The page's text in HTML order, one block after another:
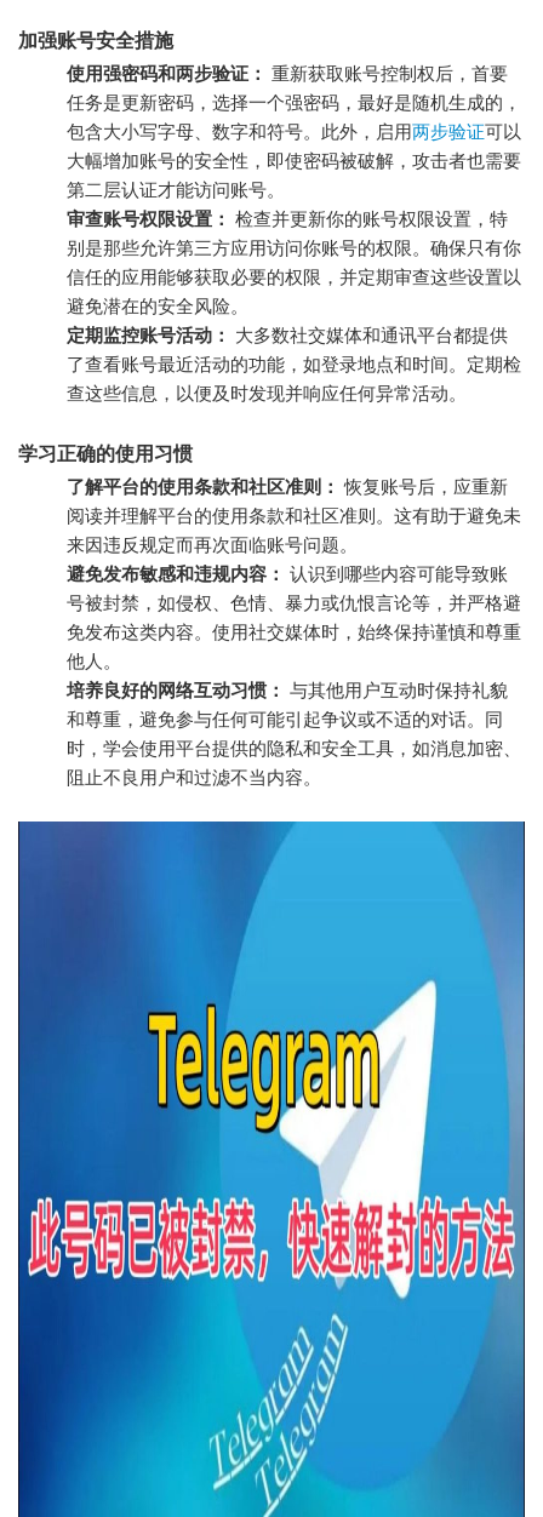
加强账号安全措施
使用强密码和两步验证： 重新获取账号控制权后，首要
任务是更新密码，选择一个强密码，最好是随机生成的，
包含大小写字母、数字和符号。此外，启用两步验证可以
大幅增加账号的安全性，即使密码被破解，攻击者也需要
第二层认证才能访问账号。
审查账号权限设置： 检查并更新你的账号权限设置，特
别是那些允许第三方应用访问你账号的权限。确保只有你
信任的应用能够获取必要的权限，并定期审查这些设置以
避免潜在的安全风险。
定期监控账号活动：
大多数社交媒体和通讯平台都提供
了查看账号最近活动的功能，如登录地点和时间。定期检
查这些信息，以便及时发现并响应任何异常活动。
学习正确的使用习惯
了解平台的使用条款和社区准则： 恢复账号后，应重新
阅读并理解平台的使用条款和社区准则。这有助于避免未
来因违反规定而再次面临账号问题。
避免发布敏感和违规内容： 认识到哪些内容可能导致账
号被封禁，如侵权、色情、暴力或仇恨言论等，并严格避
免发布这类内容。使用社交媒体时，始终保持谨慎和尊重
他人。
培养良好的网络互动习惯： 与其他用户互动时保持礼貌
和尊重，避免参与任何可能引起争议或不适的对话。同
时，学会使用平台提供的隐私和安全工具，如消息加密、
阻止不良用户和过滤不当内容。